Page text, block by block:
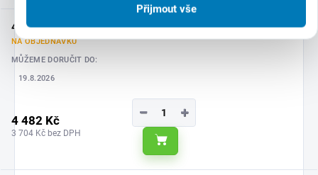
Přijmout vše
45/10,5
NA OBJEDNÁVKU
MŮŽEME DORUČIT DO:
19.8.2026
4 482 Kč
3 704 Kč bez DPH
+
−
Do košíku